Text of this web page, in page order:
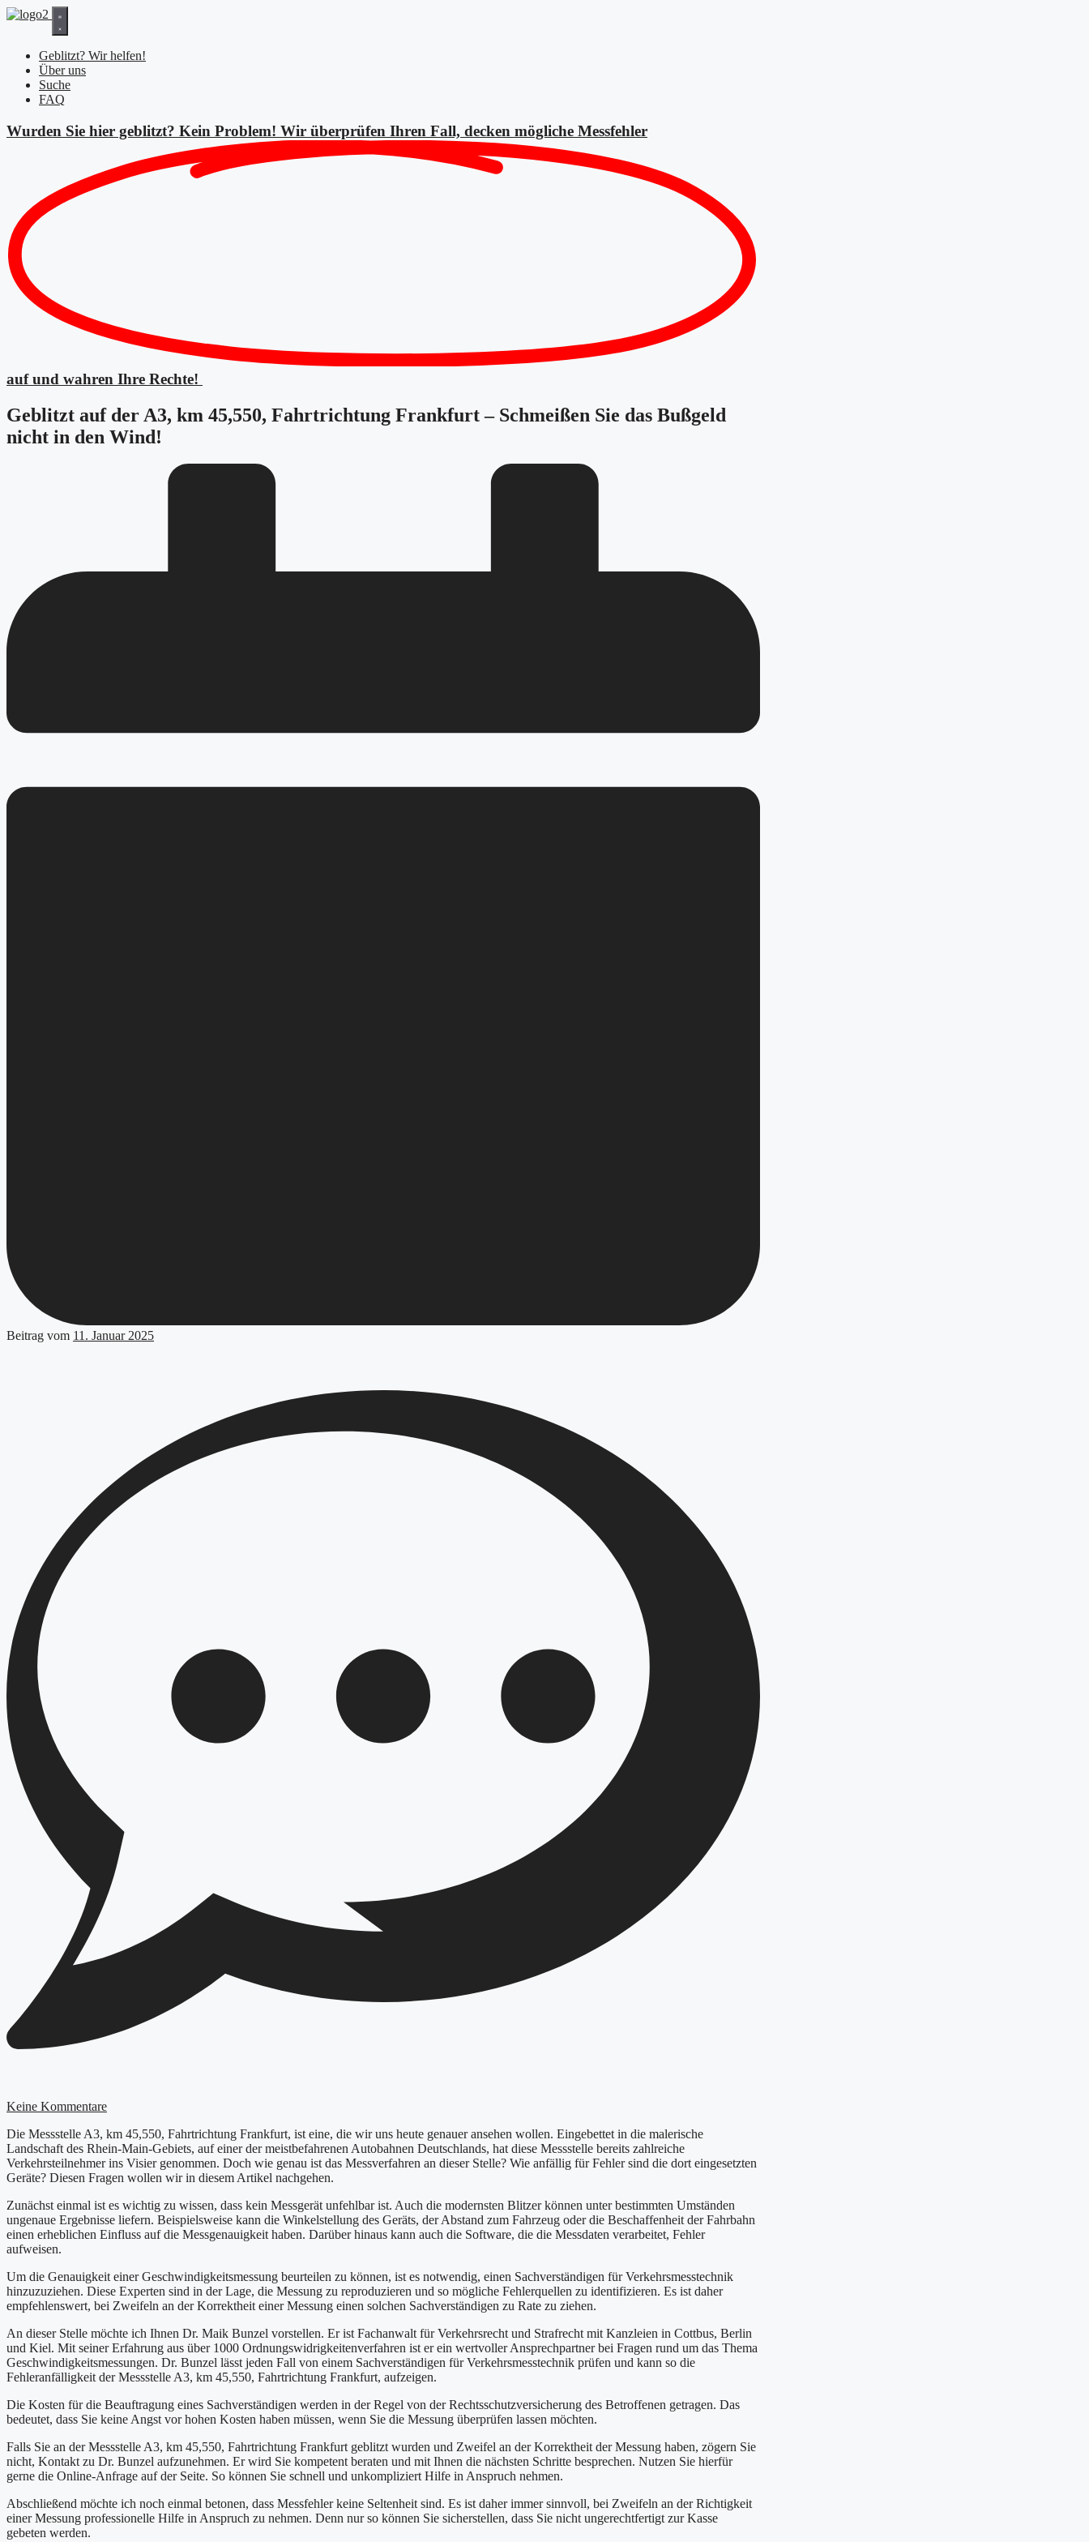
Zum
Geblitzt? Wir helfen!
Über uns
Suche
FAQ
Wurden Sie hier geblitzt? Kein Problem! Wir überprüfen Ihren Fall, decken mögliche Messfehler
auf und wahren Ihre Rechte!
Geblitzt auf der A3, km 45,550, Fahrtrichtung Frankfurt – Schmeißen Sie das Bußgeld
nicht in den Wind!
Beitrag vom 11. Januar 2025
Keine Kommentare
Die Messstelle A3, km 45,550, Fahrtrichtung Frankfurt, ist eine, die wir uns heute genauer ansehen wollen. Eingebettet in die malerische
Landschaft des Rhein-Main-Gebiets, auf einer der meistbefahrenen Autobahnen Deutschlands, hat diese Messstelle bereits zahlreiche
Verkehrsteilnehmer ins Visier genommen. Doch wie genau ist das Messverfahren an dieser Stelle? Wie anfällig für Fehler sind die dort eingesetzten
Geräte? Diesen Fragen wollen wir in diesem Artikel nachgehen.
Zunächst einmal ist es wichtig zu wissen, dass kein Messgerät unfehlbar ist. Auch die modernsten Blitzer können unter bestimmten Umständen
ungenaue Ergebnisse liefern. Beispielsweise kann die Winkelstellung des Geräts, der Abstand zum Fahrzeug oder die Beschaffenheit der Fahrbahn
einen erheblichen Einfluss auf die Messgenauigkeit haben. Darüber hinaus kann auch die Software, die die Messdaten verarbeitet, Fehler
aufweisen.
Um die Genauigkeit einer Geschwindigkeitsmessung beurteilen zu können, ist es notwendig, einen Sachverständigen für Verkehrsmesstechnik
hinzuzuziehen. Diese Experten sind in der Lage, die Messung zu reproduzieren und so mögliche Fehlerquellen zu identifizieren. Es ist daher
empfehlenswert, bei Zweifeln an der Korrektheit einer Messung einen solchen Sachverständigen zu Rate zu ziehen.
An dieser Stelle möchte ich Ihnen Dr. Maik Bunzel vorstellen. Er ist Fachanwalt für Verkehrsrecht und Strafrecht mit Kanzleien in Cottbus, Berlin
und Kiel. Mit seiner Erfahrung aus über 1000 Ordnungswidrigkeitenverfahren ist er ein wertvoller Ansprechpartner bei Fragen rund um das Thema
Geschwindigkeitsmessungen. Dr. Bunzel lässt jeden Fall von einem Sachverständigen für Verkehrsmesstechnik prüfen und kann so die
Fehleranfälligkeit der Messstelle A3, km 45,550, Fahrtrichtung Frankfurt, aufzeigen.
Die Kosten für die Beauftragung eines Sachverständigen werden in der Regel von der Rechtsschutzversicherung des Betroffenen getragen. Das
bedeutet, dass Sie keine Angst vor hohen Kosten haben müssen, wenn Sie die Messung überprüfen lassen möchten.
Falls Sie an der Messstelle A3, km 45,550, Fahrtrichtung Frankfurt geblitzt wurden und Zweifel an der Korrektheit der Messung haben, zögern Sie
nicht, Kontakt zu Dr. Bunzel aufzunehmen. Er wird Sie kompetent beraten und mit Ihnen die nächsten Schritte besprechen. Nutzen Sie hierfür
gerne die Online-Anfrage auf der Seite. So können Sie schnell und unkompliziert Hilfe in Anspruch nehmen.
Abschließend möchte ich noch einmal betonen, dass Messfehler keine Seltenheit sind. Es ist daher immer sinnvoll, bei Zweifeln an der Richtigkeit
einer Messung professionelle Hilfe in Anspruch zu nehmen. Denn nur so können Sie sicherstellen, dass Sie nicht ungerechtfertigt zur Kasse
gebeten werden.